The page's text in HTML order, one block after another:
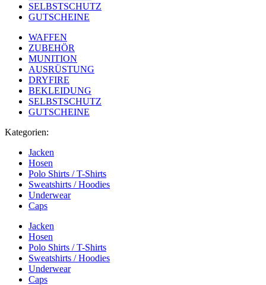
SELBSTSCHUTZ
GUTSCHEINE
WAFFEN
ZUBEHÖR
MUNITION
AUSRÜSTUNG
DRYFIRE
BEKLEIDUNG
SELBSTSCHUTZ
GUTSCHEINE
Kategorien:
Jacken
Hosen
Polo Shirts / T-Shirts
Sweatshirts / Hoodies
Underwear
Caps
Jacken
Hosen
Polo Shirts / T-Shirts
Sweatshirts / Hoodies
Underwear
Caps